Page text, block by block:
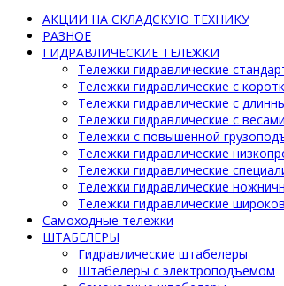
АКЦИИ НА СКЛАДСКУЮ ТЕХНИКУ
РАЗНОЕ
ГИДРАВЛИЧЕСКИЕ ТЕЛЕЖКИ
Тележки гидравлические
Тележки гидравлические с
Тележки гидравлические с
Тележки гидравлические с весами
Тележки с повышенной
Тележки гидравлические
Тележки гидравлические
Тележки гидравлические
Тележки гидравлические
Самоходные тележки
ШТАБЕЛЕРЫ
Гидравлические штабелеры
Штабелеры с электроподъемом